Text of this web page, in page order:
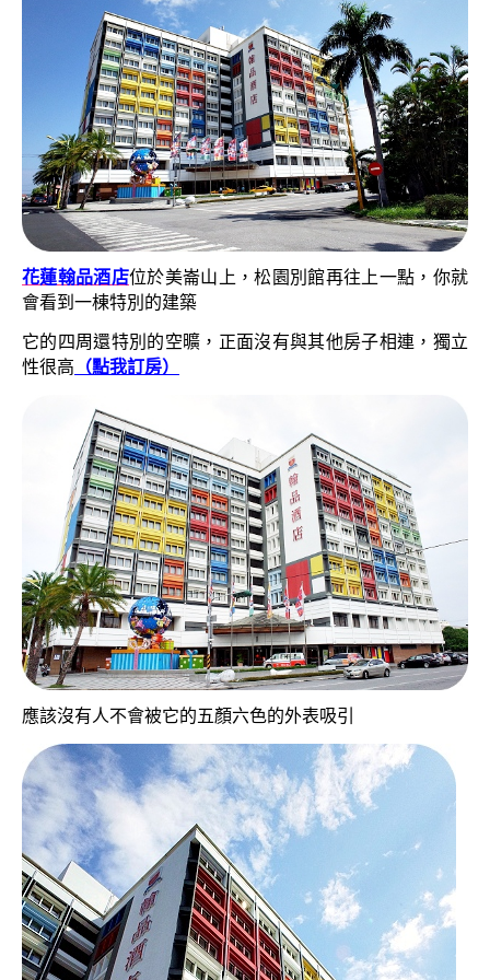
花蓮翰品酒店位於美崙山上，松園別館再往上一點，你就
會看到一棟特別的建築
它的四周還特別的空曠，正面沒有與其他房子相連，獨立
性很高 （點我訂房）
應該沒有人不會被它的五顏六色的外表吸引